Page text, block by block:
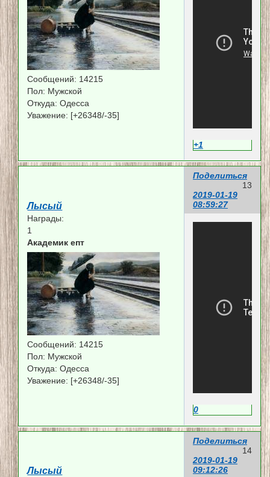
Сообщений: 14215
Пол: Мужской
Откуда: Одесса
Уважение: [+26348/-35]
+1
Поделиться
13
2019-01-19
08:59:27
Лысый
Награды:
1
Академик епт
Сообщений: 14215
Пол: Мужской
Откуда: Одесса
Уважение: [+26348/-35]
0
Поделиться
14
2019-01-19
09:12:26
Лысый